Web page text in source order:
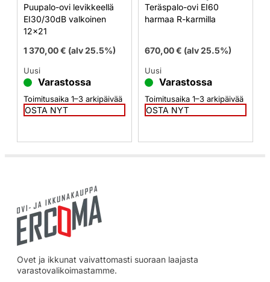
Puupalo-ovi levikkeellä
EI30/30dB valkoinen
12×21
1 370,00€ (alv 25.5%)
Uusi
Varastossa
Toimitusaika 1–3 arkipäivää
OSTA NYT
Teräspalo-ovi EI60
harmaa R-karmilla
670,00€ (alv 25.5%)
Uusi
Varastossa
Toimitusaika 1–3 arkipäivää
OSTA NYT
Ovet ja ikkunat vaivattomasti suoraan laajasta
varastovalikoimastamme.